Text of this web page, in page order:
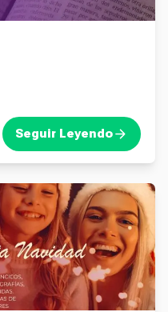
Seguir Leyendo